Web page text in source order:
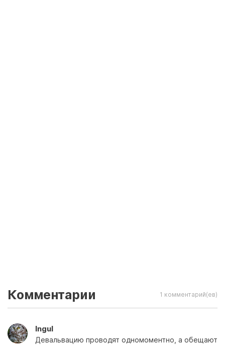
Комментарии 1 комментарий(ев)
Ingul
Девальвацию проводят одномоментно, а обещают